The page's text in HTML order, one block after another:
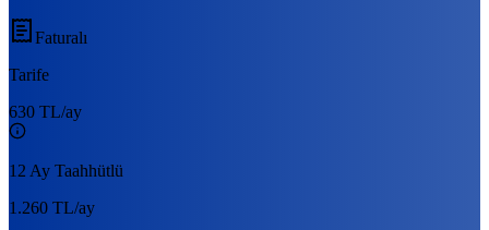
Faturalı
Tarife
630 TL/ay
12 Ay Taahhütlü
1.260 TL/ay